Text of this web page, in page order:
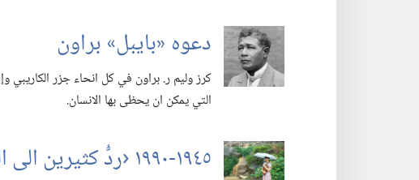
دعوه «بايبل» براون
كرز وليم ر.‏ براون في كل انحاء جزر الكاريبي
التي يمكن ان يحظى بها الانسان.‏
١٩٤٥-‏١٩٩٠ ‹ردُّ كثيرين الى البر› —‏ دا ١٢:‏٣.‏ (‏الجزء ١)‏